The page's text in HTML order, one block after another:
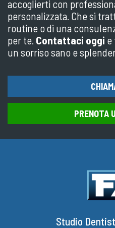
accoglierti con
personalizzata. Che si
routine o di una
per te. Contattaci oggi e
un sorriso sano e
PRENOTA
Studio